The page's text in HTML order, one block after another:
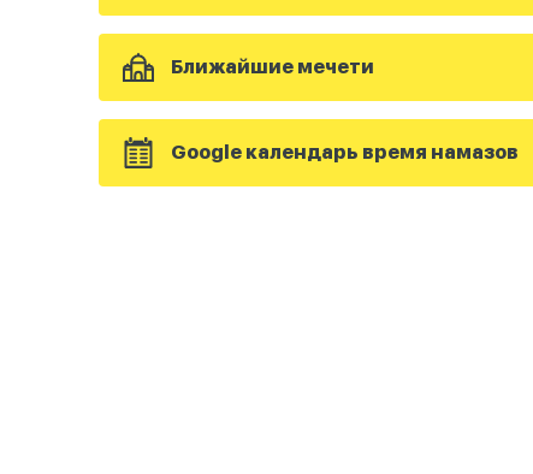
Ближайшие мечети
Google календарь время намазов